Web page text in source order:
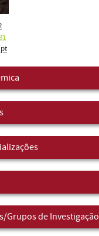
Grupos de Investigação